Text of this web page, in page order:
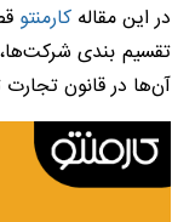
در این مقالهکارمنتو
تقسیم بندی
آن‌ها در قانون تجارت